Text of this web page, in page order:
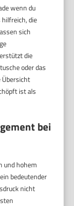
wenn du
die
sich
die
oder das
Übersicht
ist als
bei
und hohem
bedeutender
nicht